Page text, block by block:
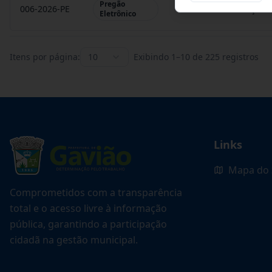
006-2026-PE
Pregão
Eletrônico
REGISTRO DE PREÇO
Itens por página: 10 Exibindo 1 –10 de 225 registros
Comprometidos com a transparência
total e o acesso livre à informação
pública, garantindo a participação
cidadã na gestão municipal.
Links
Mapa do